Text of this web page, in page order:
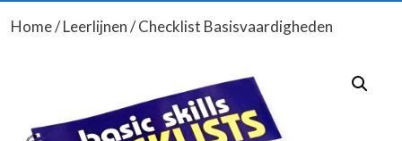
Home/Leerlijnen/ Checklist Basisvaardigheden